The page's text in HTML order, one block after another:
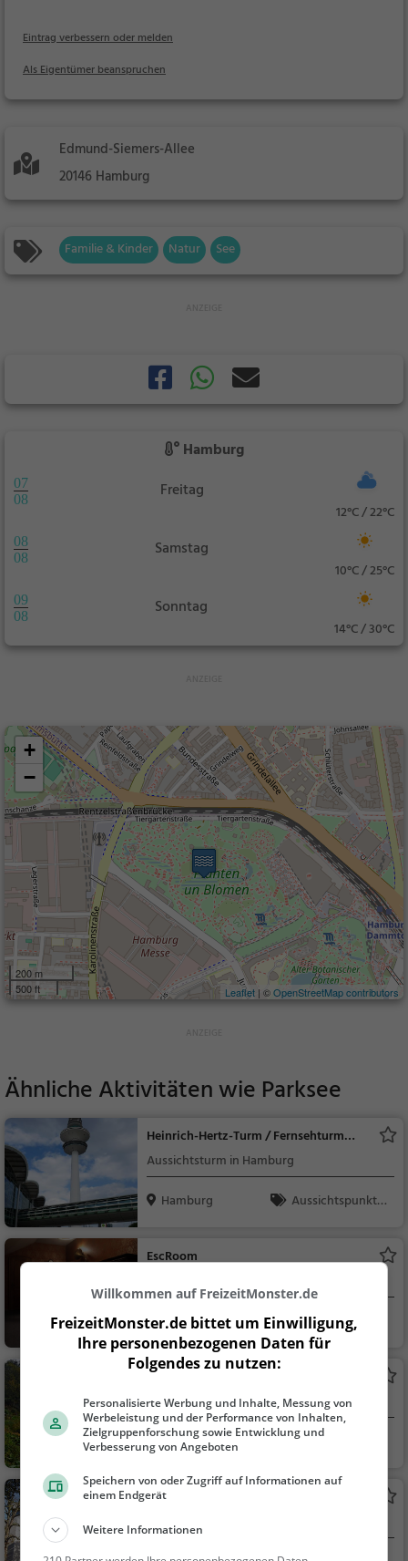
Eintrag verbessern oder melden
Als Eigentümer beanspruchen
Edmund-Siemers-Allee
20146 Hamburg
Familie & Kinder Natur See
Hamburg
07
08
Freitag
12°C / 22°C
08
08
Samstag
10°C / 25°C
09
08
Sonntag
14°C / 30°C
+
−
200 m
500 ft
Leaflet | ©OpenStreetMap contributors
Ähnliche Aktivitäten wie Parksee
Heinrich-Hertz-Turm / Fernsehturm
Hamburg
Aussichtsturm in Hamburg
Hamburg
Aussichtspunkt, F
EscRoom
Hamburg
Familie & Kinder,
Sonstiges
Alter Botanischer Garten
Park in Hamburg (Neustadt)
Hamburg
Familie & Kinder,
Zoologisches Museum Hamburg
Museum in Hamburg
Willkommen auf FreizeitMonster.de
FreizeitMonster.de bittet um Einwilligung,
Ihre personenbezogenen Daten für
Folgendes zu nutzen:
Personalisierte Werbung und Inhalte, Messung von
Werbeleistung und der Performance von Inhalten,
Zielgruppenforschung sowie Entwicklung und
Verbesserung von Angeboten
Speichern von oder Zugriff auf Informationen auf
einem Endgerät
Weitere Informationen